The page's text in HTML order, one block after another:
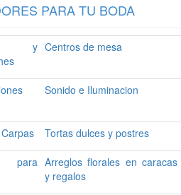
PARA TU BODA
y Centros de mesa
Sonido e Iluminacion
Tortas dulces y postres
para Arreglos florales en caracas
y regalos